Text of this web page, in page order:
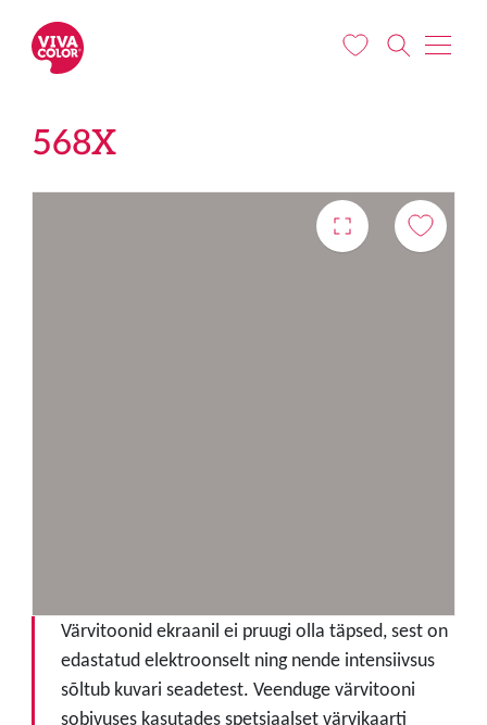
568X
Värvitoonid ekraanil ei pruugi olla täpsed, sest on
edastatud elektroonselt ning nende intensiivsus
sõltub kuvari seadetest. Veenduge värvitooni
sobivuses kasutades spetsiaalset värvikaarti